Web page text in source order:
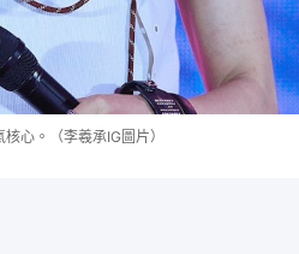
心。（李羲承IG圖片）